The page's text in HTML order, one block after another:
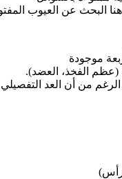
هنا البحث عن العيوب
موجودة
(عظم الفخذ، العضد).
من أن العد